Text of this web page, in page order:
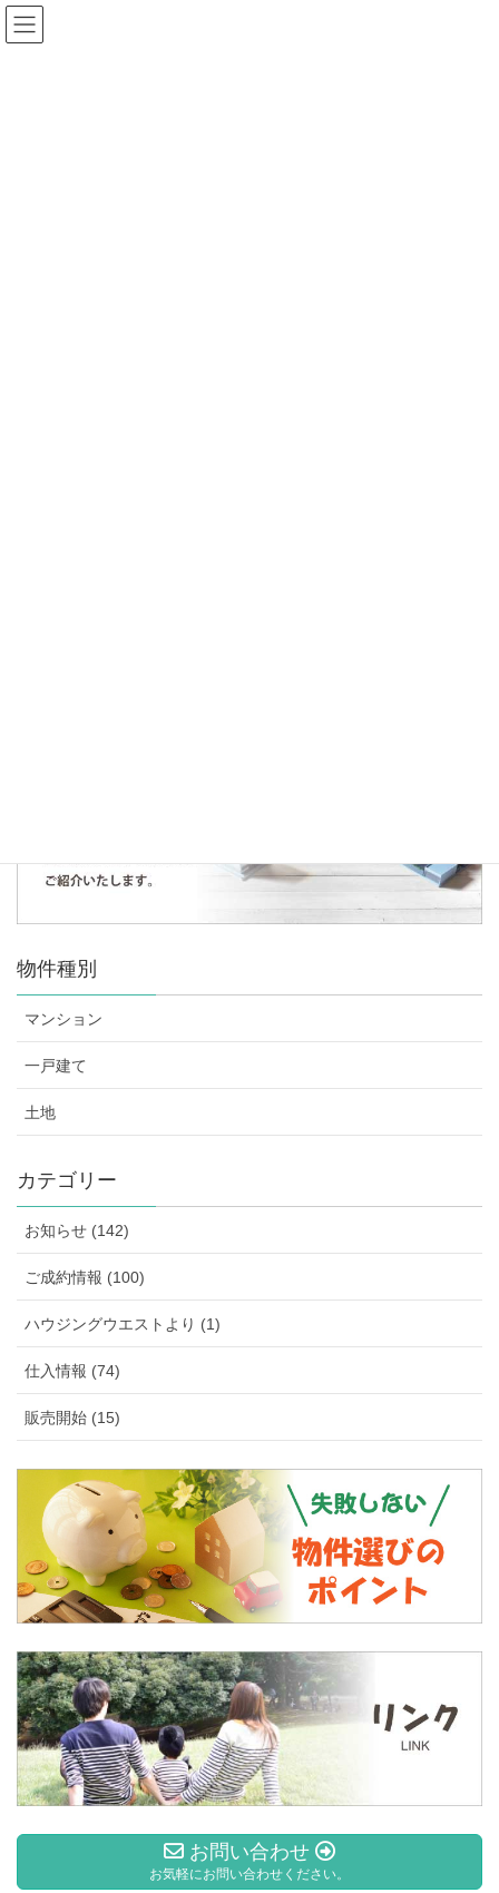
物件種別
マンション
一戸建て
土地
カテゴリー
お知らせ (142)
ご成約情報 (100)
ハウジングウエストより (1)
仕入情報 (74)
販売開始 (15)
お問い合わせ
お気軽にお問い合わせください。